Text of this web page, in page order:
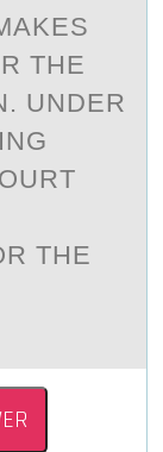
THE
UNDER
THE